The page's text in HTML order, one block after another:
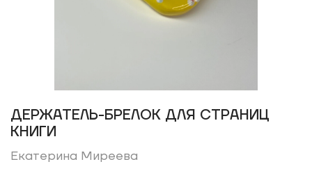
ДЕРЖАТЕЛЬ-БРЕЛОК ДЛЯ СТРАНИЦ
КНИГИ
Екатерина Миреева